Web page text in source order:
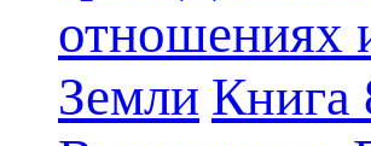
отношениях
Земли Книга